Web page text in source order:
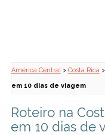
América Central> Costa Rica>
em 10 dias de viagem
Roteiro na
em 10 dias de